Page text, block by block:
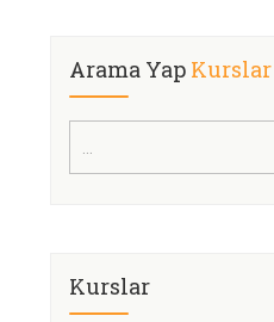
Arama Yap Kurslar
Kurslar